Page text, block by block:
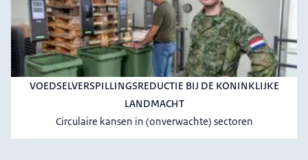
VOEDSELVERSPILLINGSREDUCTIE BIJ DE KONINKLIJKE
LANDMACHT
Circulaire kansen in (onverwachte) sectoren